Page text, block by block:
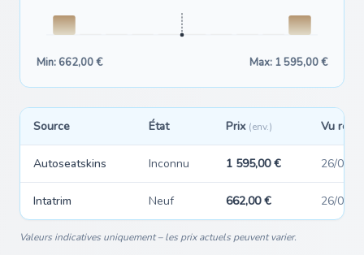
Min: 662,00 € Max: 1 595,00 €
Source État Prix (env.) Vu
Autoseatskins Inconnu 1 595,00 € 26/06/
Intatrim Neuf 662,00 € 26/06/
Valeurs indicatives uniquement – les prix actuels peuvent varier.